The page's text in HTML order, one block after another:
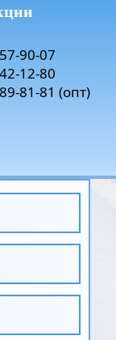
90-07
12-80
81-81 (опт)